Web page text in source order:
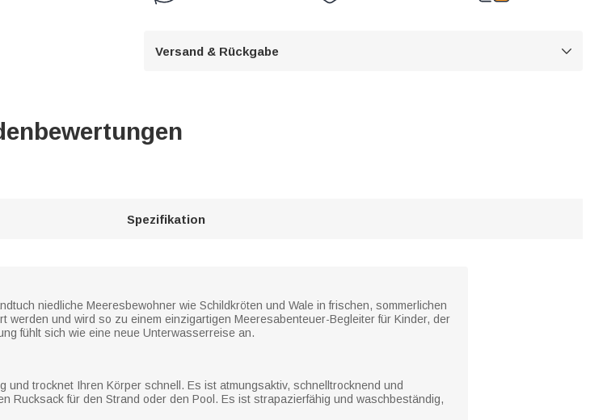
Versand & Rückgabe 
Spezifikation
niedliche Meeresbewohner wie Schildkröten und Wale in frischen, sommerlichen
werden und wird so zu einem einzigartigen Meeresabenteuer-Begleiter für Kinder, der
fühlt sich wie eine neue Unterwasserreise an.
trocknet Ihren Körper schnell. Es ist atmungsaktiv, schnelltrocknend und
Rucksack für den Strand oder den Pool. Es ist strapazierfähig und waschbeständig,